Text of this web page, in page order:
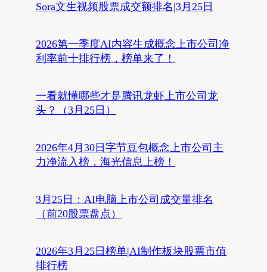
Sora文生视频股票成交额排名|3月25日
2026第一季度AI内容生成概念上市公司净
利率前十排行榜，榜单来了！
一看就懂哪些才是腾讯龙虾上市公司龙
头？（3月25日）
2026年4月30日字节豆包概念上市公司主
力净流入榜，海光信息上榜！
3月25日：AI电脑上市公司成交量排名
（前20股票盘点）
2026年3月25日榜单|AI制作板块股票市值
排行榜